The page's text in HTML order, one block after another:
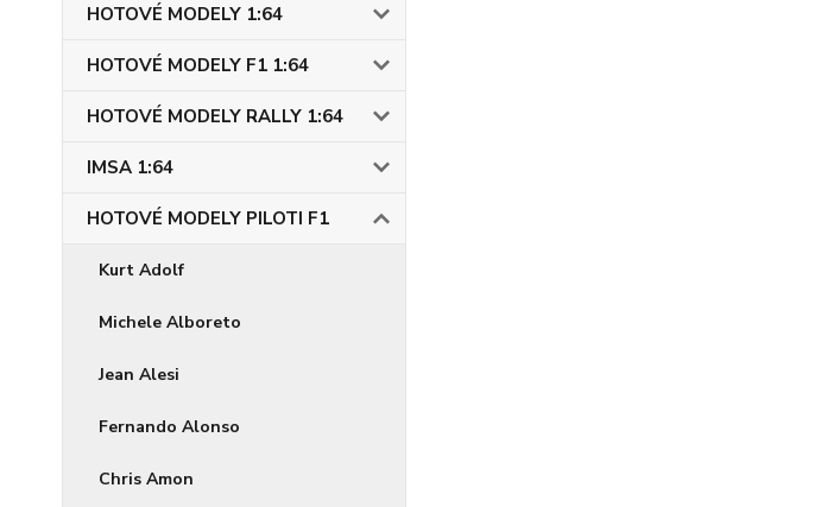
HOTOVÉ MODELY 1:64
HOTOVÉ MODELY F1 1:64
HOTOVÉ MODELY RALLY 1:64
IMSA 1:64
HOTOVÉ MODELY PILOTI F1
Kurt Adolf
Michele Alboreto
Jean Alesi
Fernando Alonso
Chris Amon